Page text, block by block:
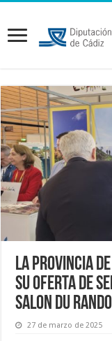
La provincia
su oferta de
Salon du
27 de marzo de 2025